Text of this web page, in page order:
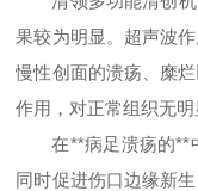
果较为明显。超声波
慢性创面的溃疡、糜
作用，对正常组织无明
在**病足溃疡的**
同时促进伤口边缘新